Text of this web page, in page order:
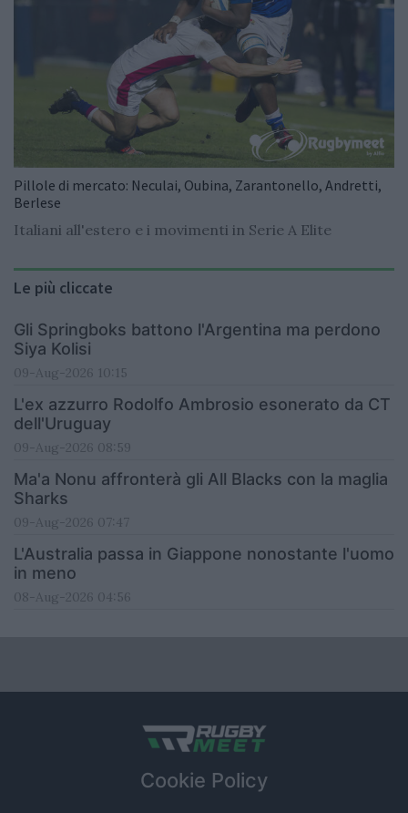
Pillole di mercato: Neculai, Oubina, Zarantonello, Andretti,
Berlese
Italiani all'estero e i movimenti in Serie A Elite
Le più cliccate
Gli Springboks battono l'Argentina ma perdono
Siya Kolisi
09-Aug-2026 10:15
L'ex azzurro Rodolfo Ambrosio esonerato da CT
dell'Uruguay
09-Aug-2026 08:59
Ma'a Nonu affronterà gli All Blacks con la maglia
Sharks
09-Aug-2026 07:47
L'Australia passa in Giappone nonostante l'uomo
in meno
08-Aug-2026 04:56
Cookie Policy